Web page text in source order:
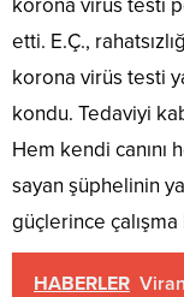
korona virüs testi
etti. E.Ç.,
korona virüs testi
kondu. Tedaviyi
Hem kendi canını
sayan şüphelinin
güçlerince çalışma
HABERLER